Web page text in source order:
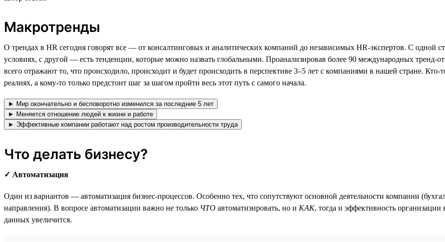
Макротренды
О трендах в HR сегодня говорят все — от консалтинговых и аналитических компаний до независимых HR-экспертов. С одной
условиях, с другой — есть тенденции, которые можно назвать глобальными. Проанализировав более 90 международных тренд-
всего отражают то, что происходило, происходит и будет происходить в перспективе 3–5 лет с компаниями в нашей стране.
реалиях, а кому-то только предстоит шаг за шагом пройти весь этот путь с самого начала.
► Мир окончательно и бесповоротно изменился за последние 5 лет
► Меняется отношение людей к жизни и работе
► Эффективные компании работают над ростом производительности труда
Что делать бизнесу?
✓ Автоматизация
Один из вариантов — автоматизация бизнес-процессов. Особенно тех, что сопутствуют основной деятельности компании
направления). В вопросе автоматизации важно не только ЧТО автоматизировать, но и КАК, тогда и эффективность
данных увеличится.